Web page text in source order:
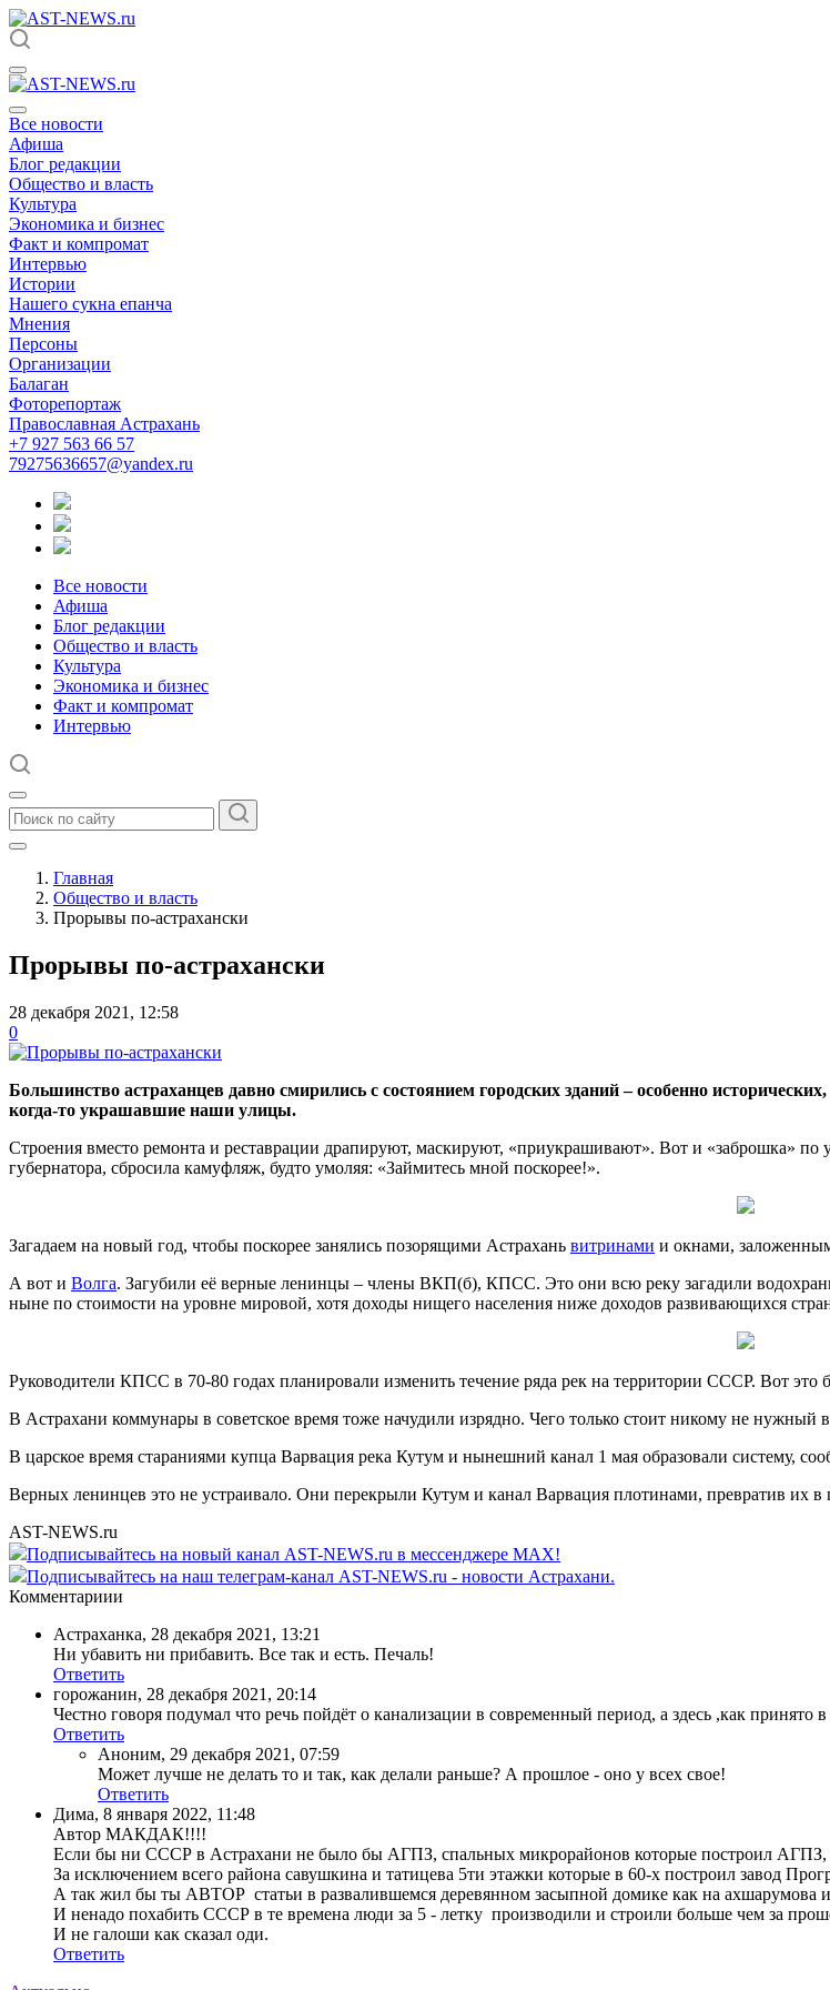
Все новости
Афиша
Блог редакции
Общество и власть
Культура
Экономика и бизнес
Факт и компромат
Интервью
Истории
Нашего сукна епанча
Мнения
Персоны
Организации
Балаган
Фоторепортаж
Православная Астрахань
+7 927 563 66 57
79275636657@yandex.ru
Все новости
Афиша
Блог редакции
Общество и власть
Культура
Экономика и бизнес
Факт и компромат
Интервью
Главная
Общество и власть
Прорывы по-астрахански
Прорывы по-астрахански
28 декабря 2021, 12:58
0
Большинство астраханцев давно смирились с состоянием городских зданий – особенно
когда-то украшавшие наши улицы.
Строения вместо ремонта и реставрации драпируют, маскируют, «приукрашивают». Вот и «заброшка» по
губернатора, сбросила камуфляж, будто умоляя: «Займитесь мной поскорее!».
Загадаем на новый год, чтобы поскорее занялись позорящими Астрахань витринами и окнами,
А вот и Волга. Загубили её верные ленинцы – члены ВКП(б), КПСС. Это они всю реку загадили
ныне по стоимости на уровне мировой, хотя доходы нищего населения ниже доходов развивающихся
Руководители КПСС в 70-80 годах планировали изменить течение ряда рек на территории СССР. Вот это
В Астрахани коммунары в советское время тоже начудили изрядно. Чего только стоит никому не нужный
В царское время стараниями купца Варвация река Кутум и нынешний канал 1 мая образовали систему,
Верных ленинцев это не устраивало. Они перекрыли Кутум и канал Варвация плотинами, превратив их в
AST-NEWS.ru
Подписывайтесь на новый канал AST-NEWS.ru в мессенджере MAX!
Подписывайтесь на наш телеграм-канал AST-NEWS.ru - новости Астрахани.
Комментариии
Астраханка, 28 декабря 2021, 13:21
Ни убавить ни прибавить. Все так и есть. Печаль!
Ответить
горожанин, 28 декабря 2021, 20:14
Честно говоря подумал что речь пойдёт о канализации в современный период, а здесь ,как
Ответить
Аноним, 29 декабря 2021, 07:59
Может лучше не делать то и так, как делали раньше? А прошлое - оно у всех свое!
Ответить
Дима, 8 января 2022, 11:48
Автор МАКДАК!!!!
Если бы ни СССР в Астрахани не было бы АГПЗ, спальных микрорайонов которые построил АГПЗ,
За исключением всего района савушкина и татицева 5ти этажки которые в 60-х построил завод
А так жил бы ты АВТОР статьи в развалившемся деревянном засыпной домике как на ахшарумова
И ненадо похабить СССР в те времена люди за 5 - летку производили и строили больше чем за
И не галоши как сказал оди.
Ответить